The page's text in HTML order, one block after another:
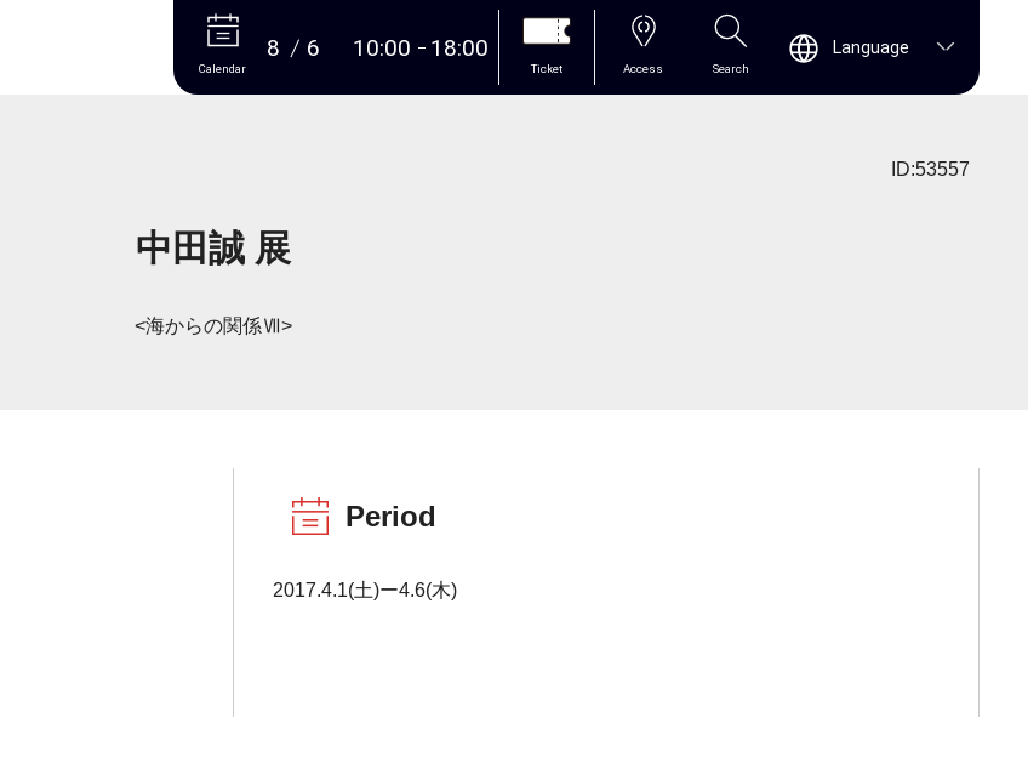
More
Calendar
8 6 10:00 18:00
Ticket Access Search
Language
ID:53557
中田誠 展
<海からの関係Ⅶ>
Period
2017.4.1(土)ー4.6(木)